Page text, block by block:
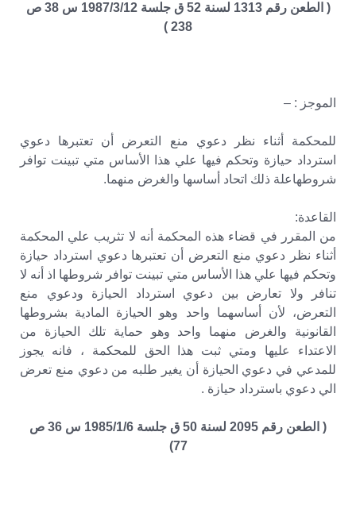
( الطعن رقم 1313 لسنة 52 ق جلسة 1987/3/12 س 38 ص
238 )
الموجز : –
للمحكمة أثناء نظر دعوي منع التعرض أن تعتبرها دعوي
استرداد حيازة وتحكم فيها علي هذا الأساس متي تبينت توافر
شروطهاعلة ذلك اتحاد أساسها والغرض منهما.
القاعدة:
من المقرر في قضاء هذه المحكمة أنه لا تثريب علي المحكمة
أثناء نظر دعوي منع التعرض أن تعتبرها دعوي استرداد حيازة
وتحكم فيها علي هذا الأساس متي تبينت توافر شروطها اذ أنه لا
تنافر ولا تعارض بين دعوي استرداد الحيازة ودعوي منع
التعرض، لأن أساسهما واحد وهو الحيازة المادية بشروطها
القانونية والغرض منهما واحد وهو حماية تلك الحيازة من
الاعتداء عليها ومتي ثبت هذا الحق للمحكمة ، فانه يجوز
للمدعي في دعوي الحيازة أن يغير طلبه من دعوي منع تعرض
الي دعوي باسترداد حيازة .
( الطعن رقم 2095 لسنة 50 ق جلسة 1985/1/6 س 36 ص
77)